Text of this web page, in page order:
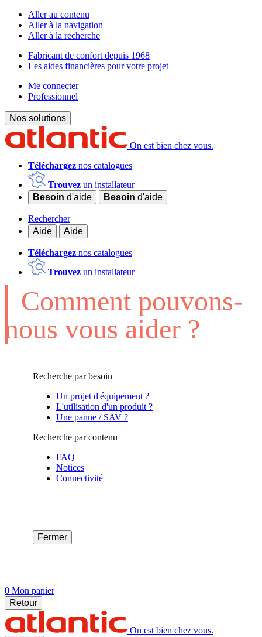
Aller au contenu
Aller à la navigation
Aller à la recherche
Fabricant de confort depuis 1968
Les aides financières pour votre projet
Me connecter
Professionnel
Nos solutions
On est bien chez vous.
Téléchargez nos catalogues
Trouvez un installateur
Besoin d'aide Besoin d'aide
Rechercher
Aide
Aide
Téléchargez nos catalogues
Trouvez un installateur
Comment pouvons-
nous vous aider ?
Recherche par besoin
Un projet d'équipement ?
L'utilisation d'un produit ?
Une panne / SAV ?
Recherche par contenu
FAQ
Notices
Connectivité
Fermer
0 Mon panier
Retour
On est bien chez vous.